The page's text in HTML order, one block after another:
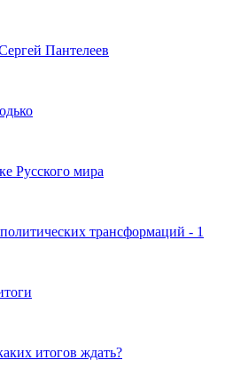
Пантелеев
Русского мира
трансформаций - 1
итогов ждать?